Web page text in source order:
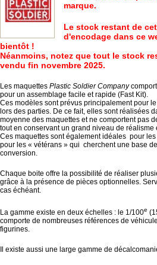
marque.
Le stock restant de
d'encodage dans ce
bientôt !
Néanmoins, notez que tout le stock
vendu fin novembre 2025.
Les maquettes Plastic Soldier Company
pour un assemblage facile et rapide (Fast Kit).
Ces modèles sont prévus principalement pour
lors des parties. De ce fait, elles sont réalisées
moyenne des maquettes et ne comportent pas
tout en conservant un grand niveau de
Ces maquettes sont également idéales pour
pour les « vétérans » qui cherchent une base
conversion.
Chaque boite offre la possibilité de réaliser
grâce à la présence de pièces optionnelles.
cas échéant.
La gamme existe en deux échelles : le 1/100e
comporte de nombreuses références de
figurines.
Il existe aussi une large gamme de